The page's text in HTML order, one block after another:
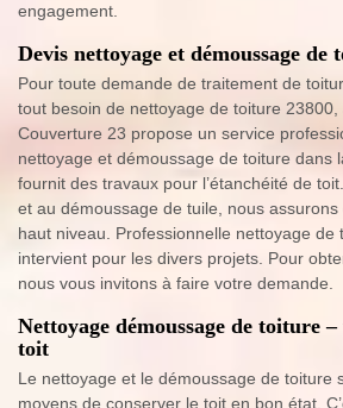
engagement.
Devis nettoyage et démoussage de
Pour toute demande de traitement de
tout besoin de nettoyage de toiture 23800,
Couverture 23 propose un service
nettoyage et démoussage de toiture dans
fournit des travaux pour l’étanchéité de
et au démoussage de tuile, nous
haut niveau. Professionnelle nettoyage de
intervient pour les divers projets. Pour
nous vous invitons à faire votre demande.
Nettoyage démoussage de toiture
toit
Le nettoyage et le démoussage de toiture
moyens de conserver le toit en bon état.